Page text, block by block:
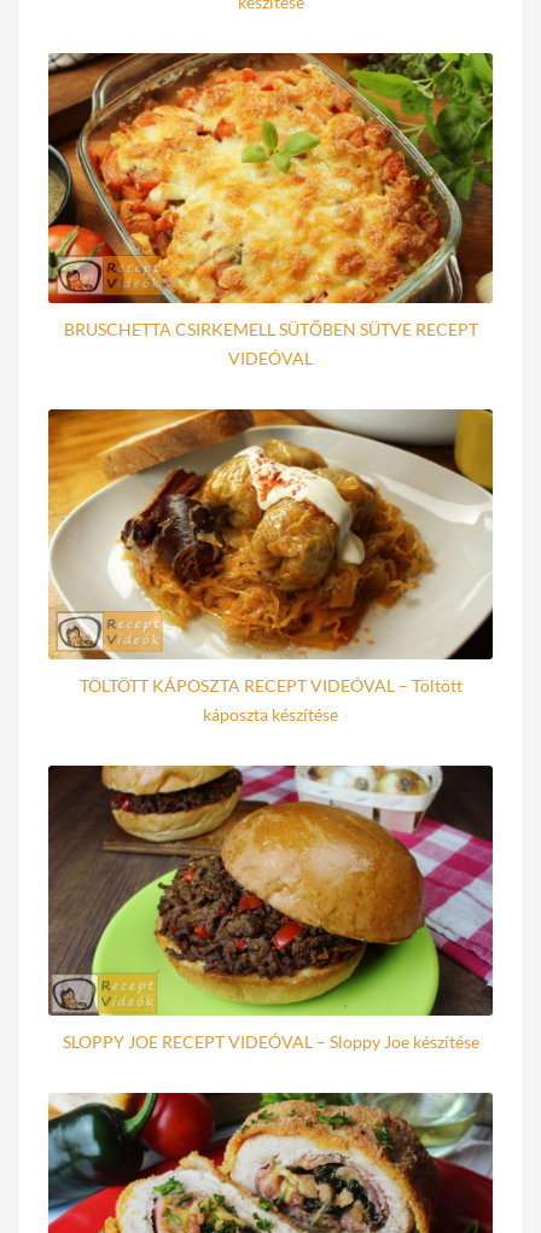
BRUSCHETTA CSIRKEMELL SÜTŐBEN SÜTVE RECEPT
VIDEÓVAL
TÖLTÖTT KÁPOSZTA RECEPT VIDEÓVAL – Töltött
káposzta készítése
SLOPPY JOE RECEPT VIDEÓVAL – Sloppy Joe készítése